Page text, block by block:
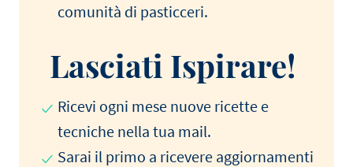
comunità di pasticceri.
Lasciati Ispirare!
Ricevi ogni mese nuove ricette e
tecniche nella tua mail.
Sarai il primo a ricevere aggiornamenti